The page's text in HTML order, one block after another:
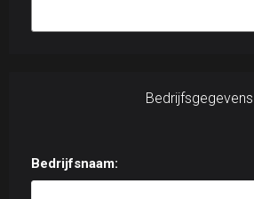
Bedrijfsgegevens
Bedrijfsnaam: